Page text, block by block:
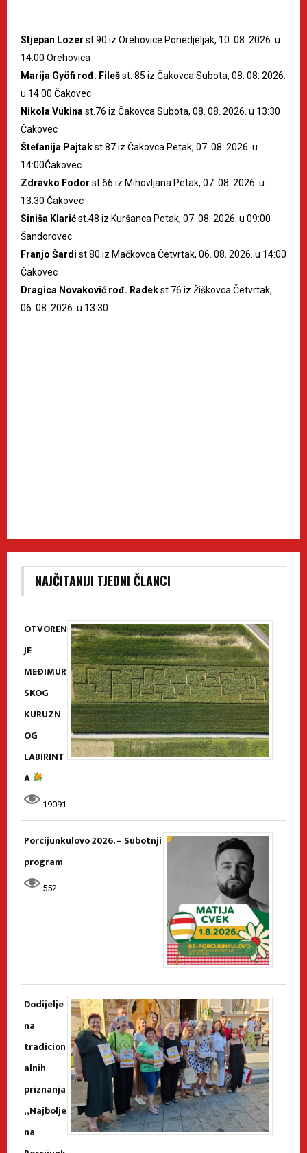
Stjepan Lozer st.90 iz Orehovice Ponedjeljak, 10. 08. 2026. u
14:00 Orehovica
Marija Gyöfi rođ. Filešst. 85 iz Čakovca Subota, 08. 08. 2026.
u 14:00 Čakovec
Nikola Vukina st.76 iz Čakovca Subota, 08. 08. 2026. u 13:30
Čakovec
Štefanija Pajtakst.87 iz Čakovca Petak, 07. 08. 2026. u
14:00Čakovec
Zdravko Fodor st.66 iz Mihovljana Petak, 07. 08. 2026. u
13:30 Čakovec
Siniša Klarićst.48 iz Kuršanca Petak, 07. 08. 2026. u 09:00
Šandorovec
Franjo Šardi st.80 iz Mačkovca Četvrtak, 06. 08. 2026. u 14:00
Čakovec
Dragica Novaković rođ. Radekst.76 iz Žiškovca Četvrtak,
06. 08. 2026. u 13:30
NAJČITANIJI TJEDNI ČLANCI
OTVOREN
JE
MEĐIMUR
SKOG
KURUZN
OG
LABIRINT
A
19091
Porcijunkulovo 2026. – Subotnji
program
552
Dodijelje
na
tradicion
alnih
priznanja
„Najbolje
na